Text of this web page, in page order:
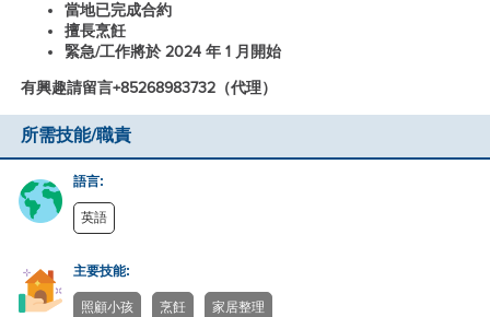
當地已完成合約
擅長烹飪
緊急/工作將於 2024 年 1 月開始
有興趣請留言+85268983732（代理）
所需技能/職責
語言:
英語
主要技能:
照顧小孩 烹飪 家居整理